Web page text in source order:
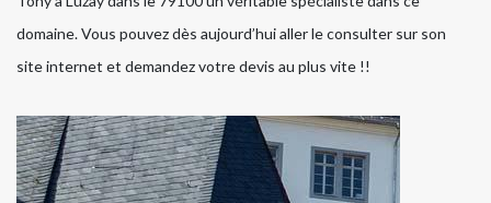
domaine. Vous pouvez dès aujourd’hui aller le consulter sur son
site internet et demandez votre devis au plus vite !!